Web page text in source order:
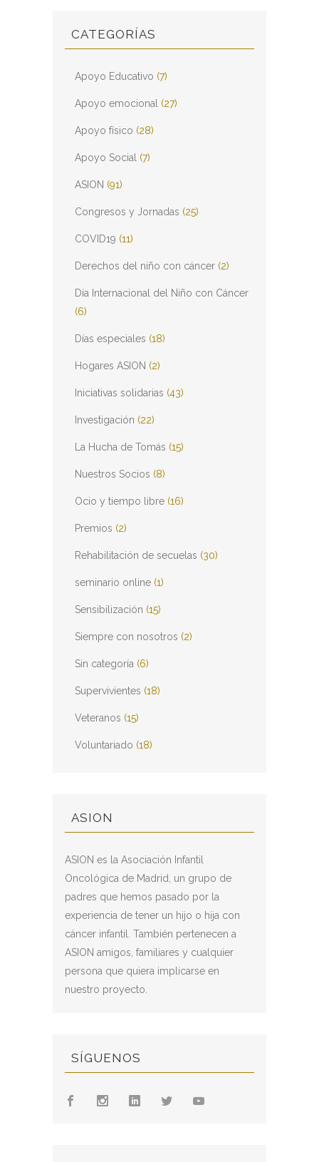
CATEGORÍAS
Apoyo Educativo (7)
Apoyo emocional (27)
Apoyo físico (28)
Apoyo Social (7)
ASION (91)
Congresos y Jornadas (25)
COVID19 (11)
Derechos del niño con cáncer (2)
Día Internacional del Niño con Cáncer
(6)
Días especiales (18)
Hogares ASION (2)
Iniciativas solidarias (43)
Investigación (22)
La Hucha de Tomás (15)
Nuestros Socios (8)
Ocio y tiempo libre (16)
Premios (2)
Rehabilitación de secuelas (30)
seminario online (1)
Sensibilización (15)
Siempre con nosotros (2)
Sin categoría (6)
Supervivientes (18)
Veteranos (15)
Voluntariado (18)
ASION
ASION es la Asociación Infantil
Oncológica de Madrid, un grupo de
padres que hemos pasado por la
experiencia de tener un hijo o hija con
cáncer infantil. También pertenecen a
ASION amigos, familiares y cualquier
persona que quiera implicarse en
nuestro proyecto.
SÍGUENOS